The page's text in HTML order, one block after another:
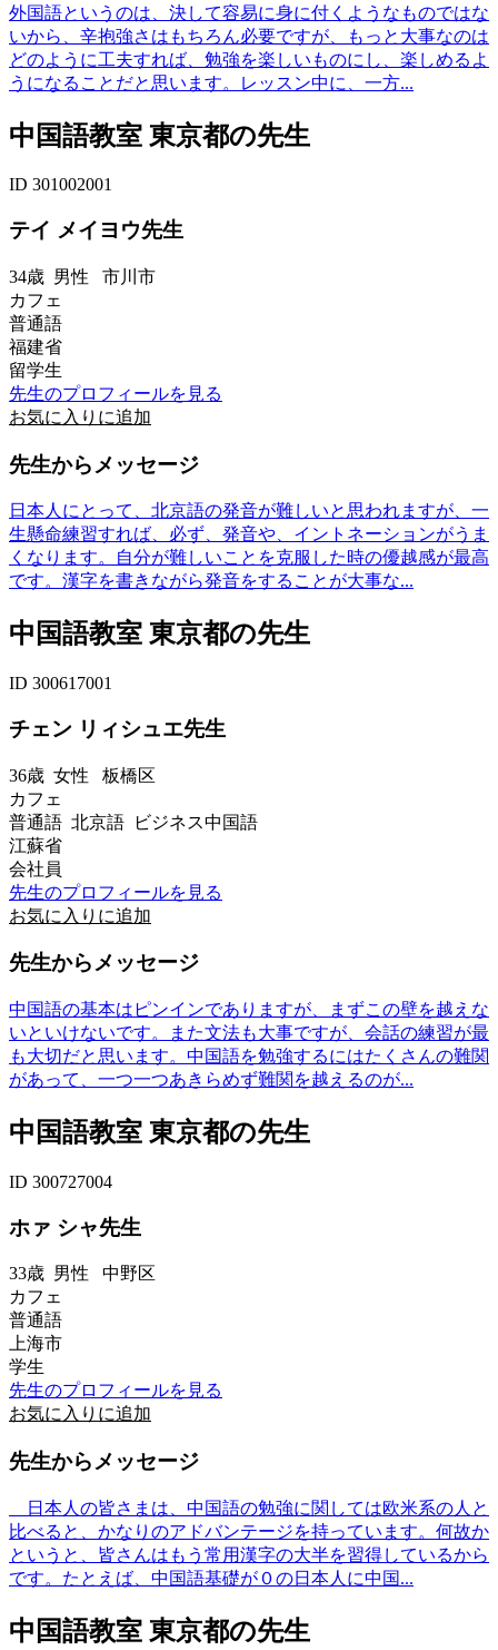
外国語というのは、決して容易に身に付くようなものではな
いから、辛抱強さはもちろん必要ですが、もっと大事なのは
どのように工夫すれば、勉強を楽しいものにし、楽しめるよ
うになることだと思います。レッスン中に、一方...
中国語教室 東京都の先生
ID 301002001
テイ メイヨウ先生
34歳 男性 市川市
カフェ
普通語
福建省
留学生
先生のプロフィールを見る
お気に入りに追加
先生からメッセージ
日本人にとって、北京語の発音が難しいと思われますが、一
生懸命練習すれば、必ず、発音や、イントネーションがうま
くなります。自分が難しいことを克服した時の優越感が最高
です。漢字を書きながら発音をすることが大事な...
中国語教室 東京都の先生
ID 300617001
チェン リィシュエ先生
36歳 女性 板橋区
カフェ
普通語 北京語 ビジネス中国語
江蘇省
会社員
先生のプロフィールを見る
お気に入りに追加
先生からメッセージ
中国語の基本はピンインでありますが、まずこの壁を越えな
いといけないです。また文法も大事ですが、会話の練習が最
も大切だと思います。中国語を勉強するにはたくさんの難関
があって、一つ一つあきらめず難関を越えるのが...
中国語教室 東京都の先生
ID 300727004
ホァ シャ先生
33歳 男性 中野区
カフェ
普通語
上海市
学生
先生のプロフィールを見る
お気に入りに追加
先生からメッセージ
日本人の皆さまは、中国語の勉強に関しては欧米系の人と
比べると、かなりのアドバンテージを持っています。何故か
というと、皆さんはもう常用漢字の大半を習得しているから
です。たとえば、中国語基礎が０の日本人に中国...
中国語教室 東京都の先生